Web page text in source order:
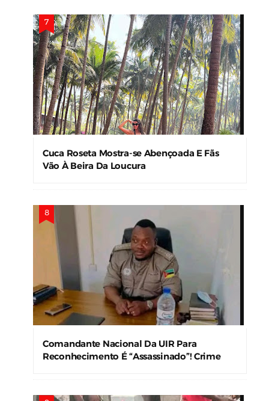
Cuca Roseta Mostra-se Abençoada E Fãs
Vão À Beira Da Loucura
Comandante Nacional Da UIR Para
Reconhecimento É “Assassinado”! Crime